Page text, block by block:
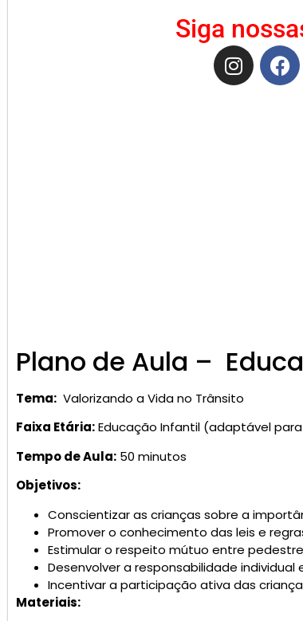
Siga
Plano de Aula –
Tema: Valorizando a Vida no Trânsito
Faixa Etária:Educação Infantil (adaptável
Tempo de Aula: 50 minutos
Objetivos:
Conscientizar as crianças sobre a
Promover o conhecimento das leis e
Estimular o respeito mútuo entre
Desenvolver a responsabilidade
Incentivar a participação ativa das
Materiais: